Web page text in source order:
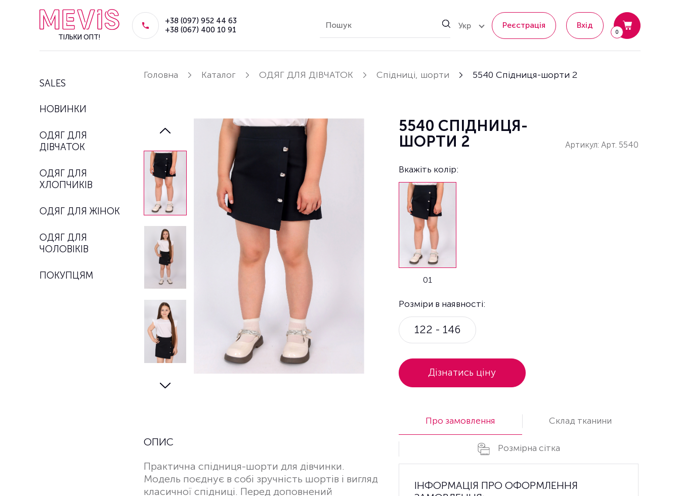
ТІЛЬКИ ОПТ!
+38 (097) 952 44 63
+38 (067) 400 10 91
Укр Реєстрація Вхід
0
SALES
НОВИНКИ
ОДЯГ ДЛЯ
ДІВЧАТОК
ОДЯГ ДЛЯ
ХЛОПЧИКІВ
ОДЯГ ДЛЯ ЖІНОК
ОДЯГ ДЛЯ
ЧОЛОВІКІВ
ПОКУПЦЯМ
Головна Каталог ОДЯГ ДЛЯ ДІВЧАТОК Спідниці, шорти 5540 Спідниця-шорти 2
ОПИС
Практична спідниця-шорти для дівчинки.
Модель поєднує в собі зручність шортів і вигляд
класичної спідниці. Перед доповнений
5540 СПІДНИЦЯ-
ШОРТИ 2
Артикул: Арт. 5540
Вкажіть колір:
01
Розміри в наявності:
122 - 146
Дізнатись ціну
Про замовлення Cклад тканини
Розмірна сітка
ІНФОРМАЦІЯ ПРО ОФОРМЛЕННЯ